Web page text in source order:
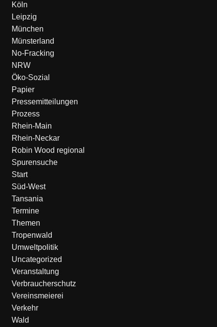
Köln
Leipzig
München
Münsterland
No-Fracking
NRW
Öko-Sozial
Papier
Pressemitteilungen
Prozess
Rhein-Main
Rhein-Neckar
Robin Wood regional
Spurensuche
Start
Süd-West
Tansania
Termine
Themen
Tropenwald
Umweltpolitik
Uncategorized
Veranstaltung
Verbraucherschutz
Vereinsmeierei
Verkehr
Wald